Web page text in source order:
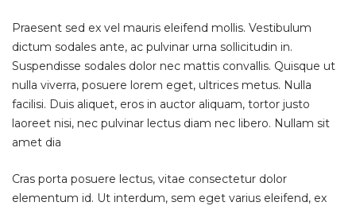
Praesent sed ex vel mauris eleifend mollis. Vestibulum
dictum sodales ante, ac pulvinar urna sollicitudin in.
Suspendisse sodales dolor nec mattis convallis. Quisque ut
nulla viverra, posuere lorem eget, ultrices metus. Nulla
facilisi. Duis aliquet, eros in auctor aliquam, tortor justo
laoreet nisi, nec pulvinar lectus diam nec libero. Nullam sit
amet dia
Cras porta posuere lectus, vitae consectetur dolor
elementum id. Ut interdum, sem eget varius eleifend, ex